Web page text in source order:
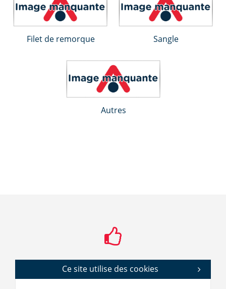
Filet de remorque Sangle
Autres
Ce site utilise des cookies